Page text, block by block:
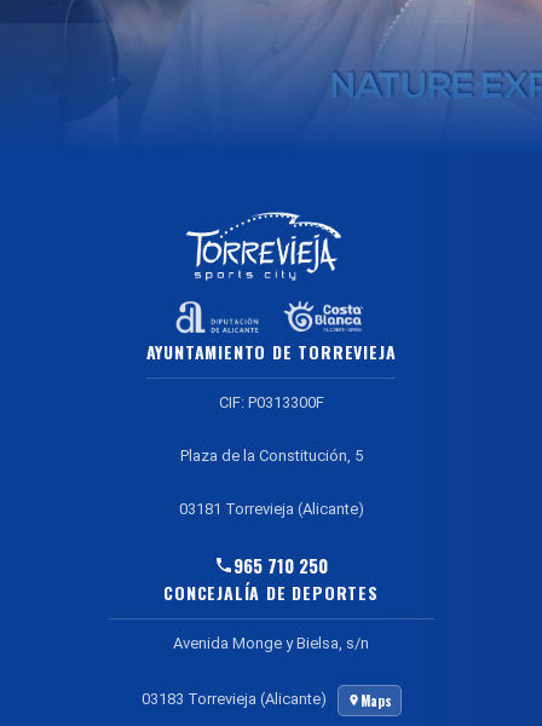
AYUNTAMIENTO DE TORREVIEJA
CIF: P0313300F
Plaza de la Constitución, 5
03181 Torrevieja (Alicante)
965 710 250
CONCEJALÍA DE DEPORTES
Avenida Monge y Bielsa, s/n
03183 Torrevieja (Alicante) Maps